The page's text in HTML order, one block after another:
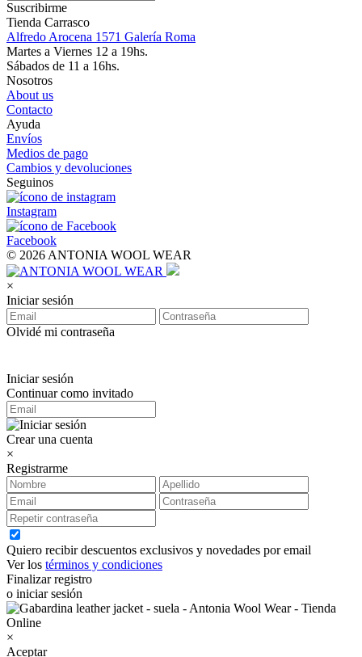
Suscribirme
Tienda Carrasco
Alfredo Arocena 1571 Galería Roma
Martes a Viernes 12 a 19hs.
Sábados de 11 a 16hs.
Nosotros
About us
Contacto
Ayuda
Envíos
Medios de pago
Cambios y devoluciones
Seguinos
Instagram
Facebook
© 2026 ANTONIA WOOL WEAR
×
Iniciar sesión
Olvidé mi contraseña
Iniciar sesión
Continuar como invitado
Crear una cuenta
×
Registrarme
Quiero recibir descuentos exclusivos y novedades por email
Ver los términos y condiciones
Finalizar registro
o iniciar sesión
×
Aceptar